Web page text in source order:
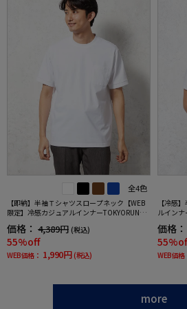
全4色
【即納】半袖Ｔシャツスロープネック【WEB
限定】冷感カジュアルインナーTOKYORUN春
価格： 4,389円 (税込)
55%off
WEB価格： 1,990円 (税込)
【冷感
ルイン
価格：
WEB価格
more